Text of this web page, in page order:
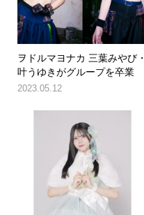
ヲドルマヨナカ 三葉みやび・
叶うゆきがグループを卒業
2023.05.12